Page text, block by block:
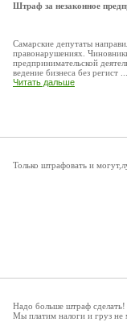
Штраф за незаконное
Самарские депутаты
правонарушениях.
предпринимательской
ведение бизнеса без регист ...
Читать дальше
Только штрафовать и
Надо больше штраф сделать!
Мы платим налоги и груз не